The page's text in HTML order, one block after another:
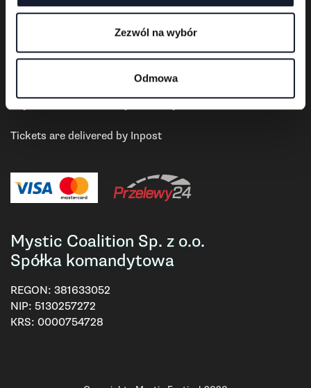
Zezwól na wybór
Odmowa
Payment and delivery
Tickets are delivered by Inpost
Mystic Coalition Sp. z o.o.
Spółka komandytowa
REGON: 381633052
NIP: 5130257272
KRS: 0000754728